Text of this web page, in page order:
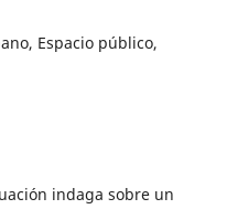
Espacio público,
indaga sobre un